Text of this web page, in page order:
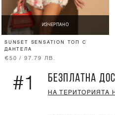
ИЗЧЕРПАНО
SUNSET SENSATION ТОП С
ДАНТЕЛА
€50 / 97.79 ЛВ.
#1 БЕЗПЛАТНА
НА ТЕРИТОРИЯТА